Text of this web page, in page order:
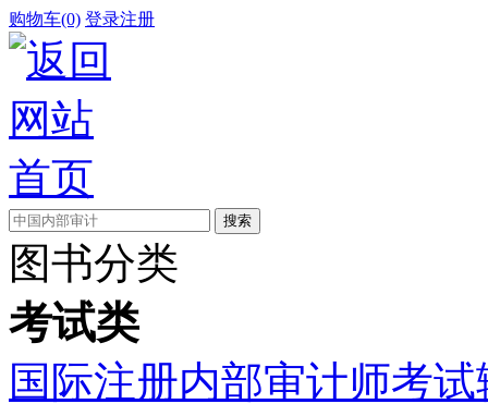
购物车(0) 登录注册
图书分类
考试类
国际注册内部审计师考